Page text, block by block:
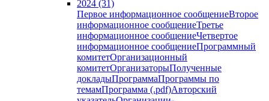
2024 (31)
Первое информационное сообщениеВторое
информационное сообщениеТретье
информационное сообщениеЧетвертое
информационное сообщениеПрограммный
комитетОрганизационный
комитетОрганизаторыПолученные
докладыПрограммаПрограммы по
темамПрограмма (.pdf)Авторский